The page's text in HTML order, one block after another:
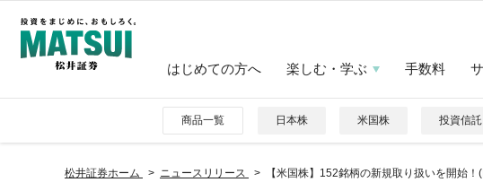
はじめての方へ 楽しむ・学ぶ 手数料
商品一覧 日本株 米国株 投資信託
松井証券ホーム ニュースリリース 【米国株】152銘柄の新規取り扱いを開始